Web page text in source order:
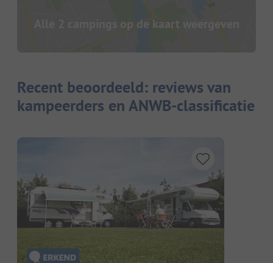
Alle 2 campings op de kaart weergeven
Recent beoordeeld: reviews van
kampeerders en ANWB-classificatie